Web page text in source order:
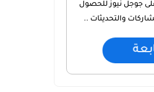
جوجل نيوز للحصول
والتحديثات ..